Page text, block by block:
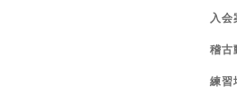
入会
稽
練習